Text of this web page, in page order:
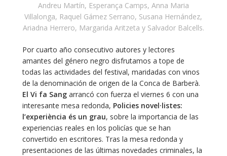
Andreu Martín, Esperança Camps, Anna Maria
Villalonga, Raquel Gámez Serrano, Susana Hernández,
Ariadna Herrero, Margarida Aritzeta y Salvador Balcells.
Por cuarto año consecutivo autores y lectores
amantes del género negro disfrutamos a tope de
todas las actividades del festival, maridadas con vinos
de la denominación de origen de la Conca de Barberà.
El Vi fa Sangarrancó con fuerza el viernes 6 con una
interesante mesa redonda, Policies novel·listes:
l’experiència és un grau, sobre la importancia de las
experiencias reales en los policías que se han
convertido en escritores. Tras la mesa redonda y
presentaciones de las últimas novedades criminales, la